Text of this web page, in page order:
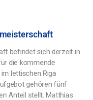
befindet sich derzeit in
die kommende
lettischen Riga
gehören fünf
Anteil stellt. Matthias